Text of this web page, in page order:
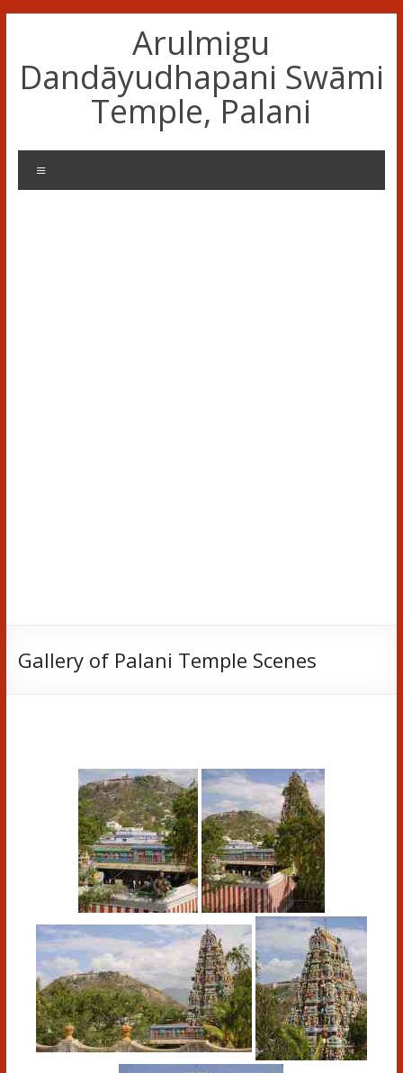
Arulmigu
Dandāyudhapani Swāmi
Temple, Palani
Gallery of Palani Temple Scenes